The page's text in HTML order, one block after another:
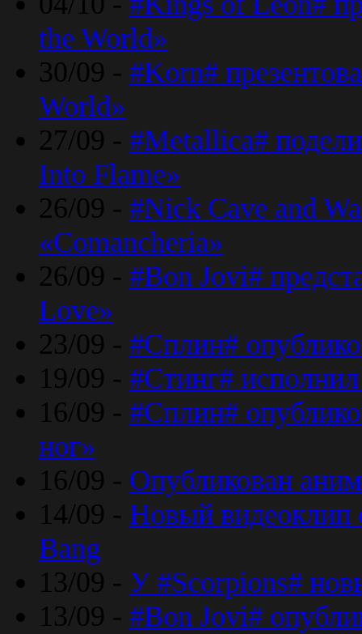
the World»
30/09 - #Korn#
World»
27/09 - #Metallica#
Into Flame»
26/09 - #Nick Cave and
«Comancheria»
26/09 - #Bon Jovi#
Love»
23/09 - #Сплин#
19/09 - #Стинг#
16/09 - #Сплин#
ног»
16/09 - Опубликован
14/09 - Новый видеоклип
Bang
13/09 - У #Scorpions#
13/09 - #Bon Jovi#